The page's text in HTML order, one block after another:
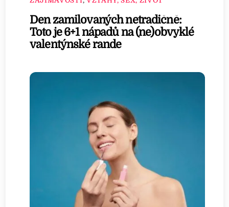
Den zamilovaných netradičně:
Toto je 6+1 nápadů na (ne)obvyklé
valentýnské rande